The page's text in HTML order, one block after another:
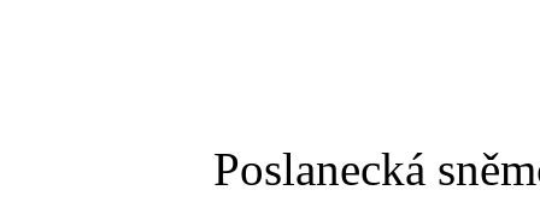
Poslanecká